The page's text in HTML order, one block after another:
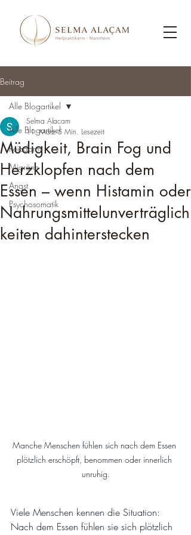
Beitrag
Alle Blogartikel
Reizdarm
Migräne
Angst
Psychosomatik
Alle Blogartikel
Müdigkeit, Brain Fog und
Herzklopfen nach dem
Essen – wenn Histamin oder
Nahrungsmittelunverträglich
keiten dahinterstecken
Selma Alacam
11. März 5 Min. Lesezeit
Manche Menschen fühlen sich nach dem Essen
plötzlich erschöpft, benommen oder innerlich
unruhig.
Viele Menschen kennen die Situation:
Nach dem Essen fühlen sie sich plötzlich